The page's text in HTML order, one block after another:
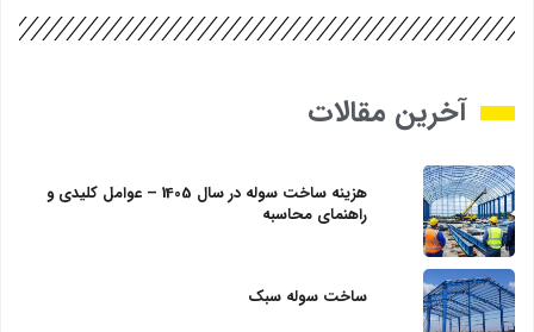
آخرین مقالات
هزینه ساخت سوله در سال 1405 – عوامل کلیدی و
راهنمای محاسبه
ساخت سوله سبک